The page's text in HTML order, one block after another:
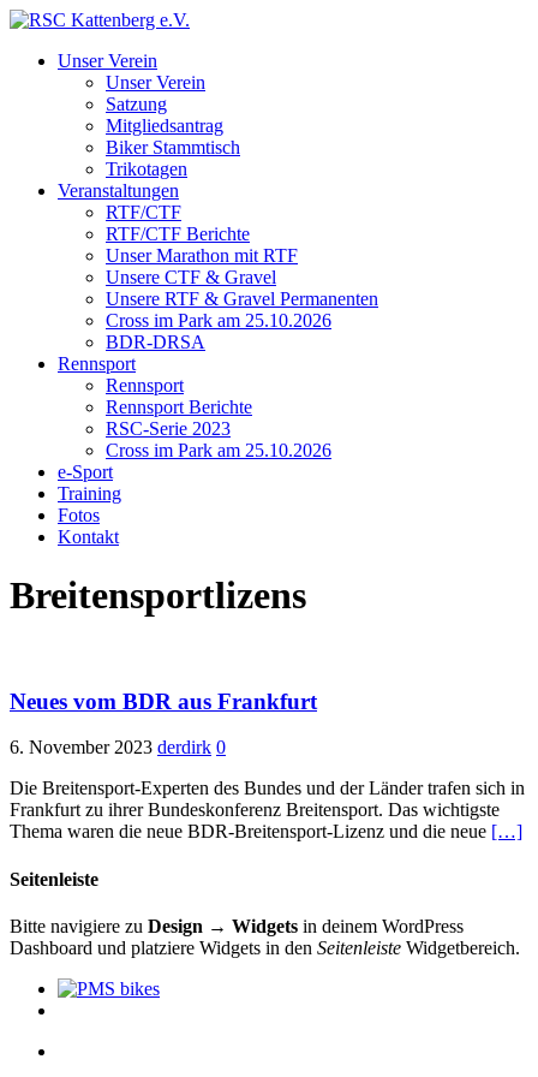
Unser Verein
Unser Verein
Satzung
Mitgliedsantrag
Biker Stammtisch
Trikotagen
Veranstaltungen
RTF/CTF
RTF/CTF Berichte
Unser Marathon mit RTF
Unsere CTF & Gravel
Unsere RTF & Gravel Permanenten
Cross im Park am 25.10.2026
BDR-DRSA
Rennsport
Rennsport
Rennsport Berichte
RSC-Serie 2023
Cross im Park am 25.10.2026
e-Sport
Training
Fotos
Kontakt
Breitensportlizens
Neues vom BDR aus Frankfurt
6. November 2023 derdirk 0
Die Breitensport-Experten des Bundes und der Länder trafen sich in
Frankfurt zu ihrer Bundeskonferenz Breitensport. Das wichtigste
Thema waren die neue BDR-Breitensport-Lizenz und die neue […]
Seitenleiste
Bitte navigiere zu Design → Widgets in deinem WordPress
Dashboard und platziere Widgets in den Seitenleiste Widgetbereich.